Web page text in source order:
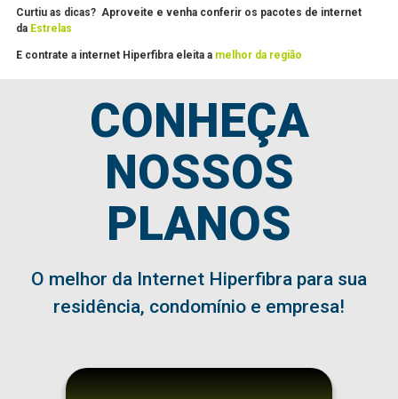
Curtiu as dicas? Aproveite e venha conferir os pacotes de internet
da Estrelas
E contrate a internet Hiperfibra eleita a melhor da região
CONHEÇA
NOSSOS
PLANOS
O melhor da Internet Hiperfibra para sua
residência, condomínio e empresa!